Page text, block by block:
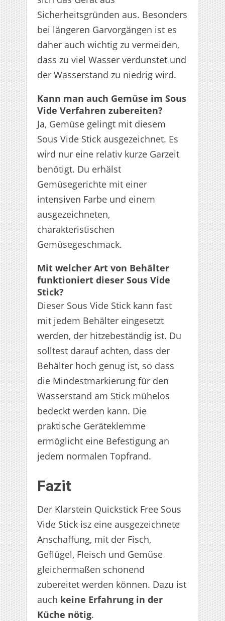
Sicherheitsgründen aus. Besonders
bei längeren Garvorgängen ist es
daher auch wichtig zu vermeiden,
dass zu viel Wasser verdunstet und
der Wasserstand zu niedrig wird.
Kann man auch Gemüse im Sous
Vide Verfahren zubereiten?
Ja, Gemüse gelingt mit diesem
Sous Vide Stick ausgezeichnet. Es
wird nur eine relativ kurze Garzeit
benötigt. Du erhälst
Gemüsegerichte mit einer
intensiven Farbe und einem
ausgezeichneten,
charakteristischen
Gemüsegeschmack.
Mit welcher Art von Behälter
funktioniert dieser Sous Vide
Stick?
Dieser Sous Vide Stick kann fast
mit jedem Behälter eingesetzt
werden, der hitzebeständig ist. Du
solltest darauf achten, dass der
Behälter hoch genug ist, so dass
die Mindestmarkierung für den
Wasserstand am Stick mühelos
bedeckt werden kann. Die
praktische Geräteklemme
ermöglicht eine Befestigung an
jedem normalen Topfrand.
Fazit
Der Klarstein Quickstick Free Sous
Vide Stick isz eine ausgezeichnete
Anschaffung, mit der Fisch,
Geflügel, Fleisch und Gemüse
gleichermaßen schonend
zubereitet werden können. Dazu ist
auch keine Erfahrung in der
Küche nötig.